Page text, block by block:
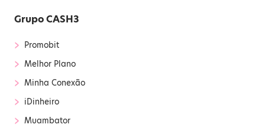
Grupo CASH3
› Promobit
› Melhor Plano
› Minha Conexão
› iDinheiro
› Muambator